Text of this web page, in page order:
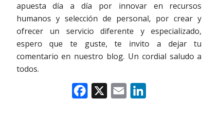
apuesta día a día por innovar en recursos
humanos y selección de personal, por crear y
ofrecer un servicio diferente y especializado,
espero que te guste, te invito a dejar tu
comentario en nuestro blog. Un cordial saludo a
todos.
Facebook
X EmailLinkedIn